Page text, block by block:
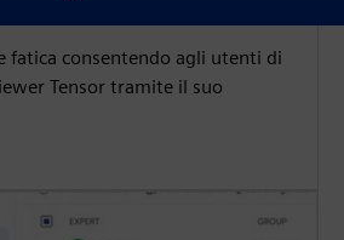
fatica consentendo agli utenti di
Tensor tramite il suo